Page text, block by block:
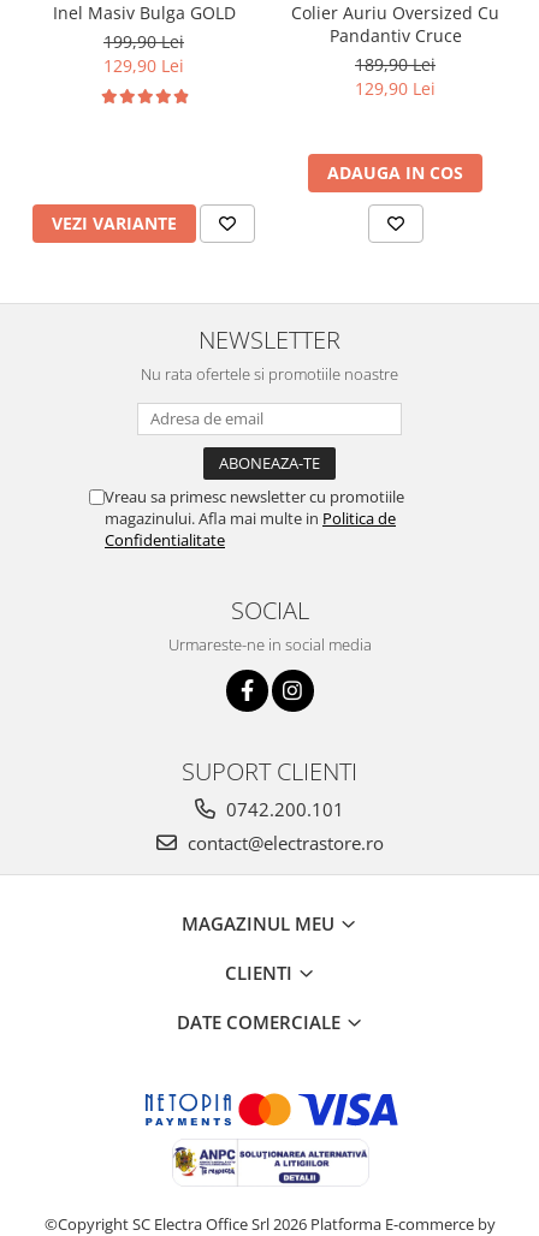
Inel Masiv Bulga GOLD
199,90 Lei
129,90 Lei
VEZI VARIANTE
Colier Auriu Oversized Cu
Pandantiv Cruce
189,90 Lei
129,90 Lei
ADAUGA IN COS
NEWSLETTER
Nu rata ofertele si promotiile noastre
Vreau sa primesc newsletter cu promotiile
magazinului. Afla mai multe in Politica de
Confidentialitate
SOCIAL
Urmareste-ne in social media
SUPORT CLIENTI
0742.200.101
contact@electrastore.ro
MAGAZINUL MEU
CLIENTI
DATE COMERCIALE
©Copyright SC Electra Office Srl 2026 Platforma E-commerce by